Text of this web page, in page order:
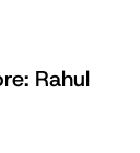
Rahul